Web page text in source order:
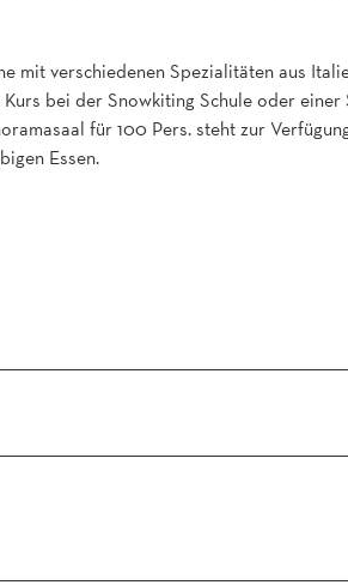
mit verschiedenen Spezialitäten aus
bei der Snowkiting Schule oder
für 100 Pers. steht zur
Essen.